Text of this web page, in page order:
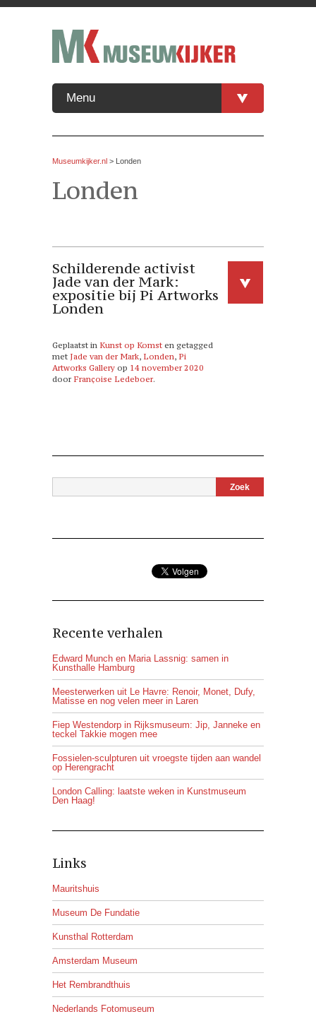
Menu
Museumkijker.nl > Londen
Londen
Schilderende activist
Jade van der Mark:
expositie bij Pi Artworks
Londen
Geplaatst in Kunst op Komst en getagged
met Jade van der Mark, Londen, Pi
Artworks Gallery op 14 november 2020
door Françoise Ledeboer.
Recente verhalen
Edward Munch en Maria Lassnig: samen in
Kunsthalle Hamburg
Meesterwerken uit Le Havre: Renoir, Monet, Dufy,
Matisse en nog velen meer in Laren
Fiep Westendorp in Rijksmuseum: Jip, Janneke en
teckel Takkie mogen mee
Fossielen-sculpturen uit vroegste tijden aan wandel
op Herengracht
London Calling: laatste weken in Kunstmuseum
Den Haag!
Links
Mauritshuis
Museum De Fundatie
Kunsthal Rotterdam
Amsterdam Museum
Het Rembrandthuis
Nederlands Fotomuseum